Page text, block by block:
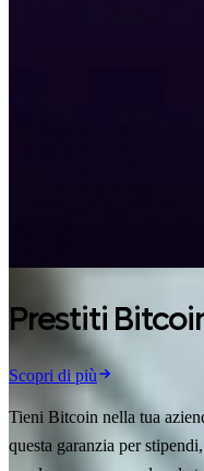
Prestiti
Scopri di più
Tieni Bitcoin nella tua
questa garanzia per